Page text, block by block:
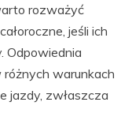
rozważyć
jeśli ich
Odpowiednia
warunkach
jazdy, zwłaszcza